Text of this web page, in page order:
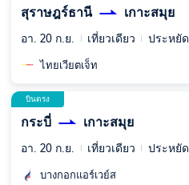
สุราษฎร์ธานี เกาะสมุย
อา. 20 ก.ย. เที่ยวเดียว ประหยัด
ไทยเวียตเจ็ท
บินตรง
กระบี่ เกาะสมุย
อา. 20 ก.ย. เที่ยวเดียว ประหยัด
บางกอกแอร์เวย์ส